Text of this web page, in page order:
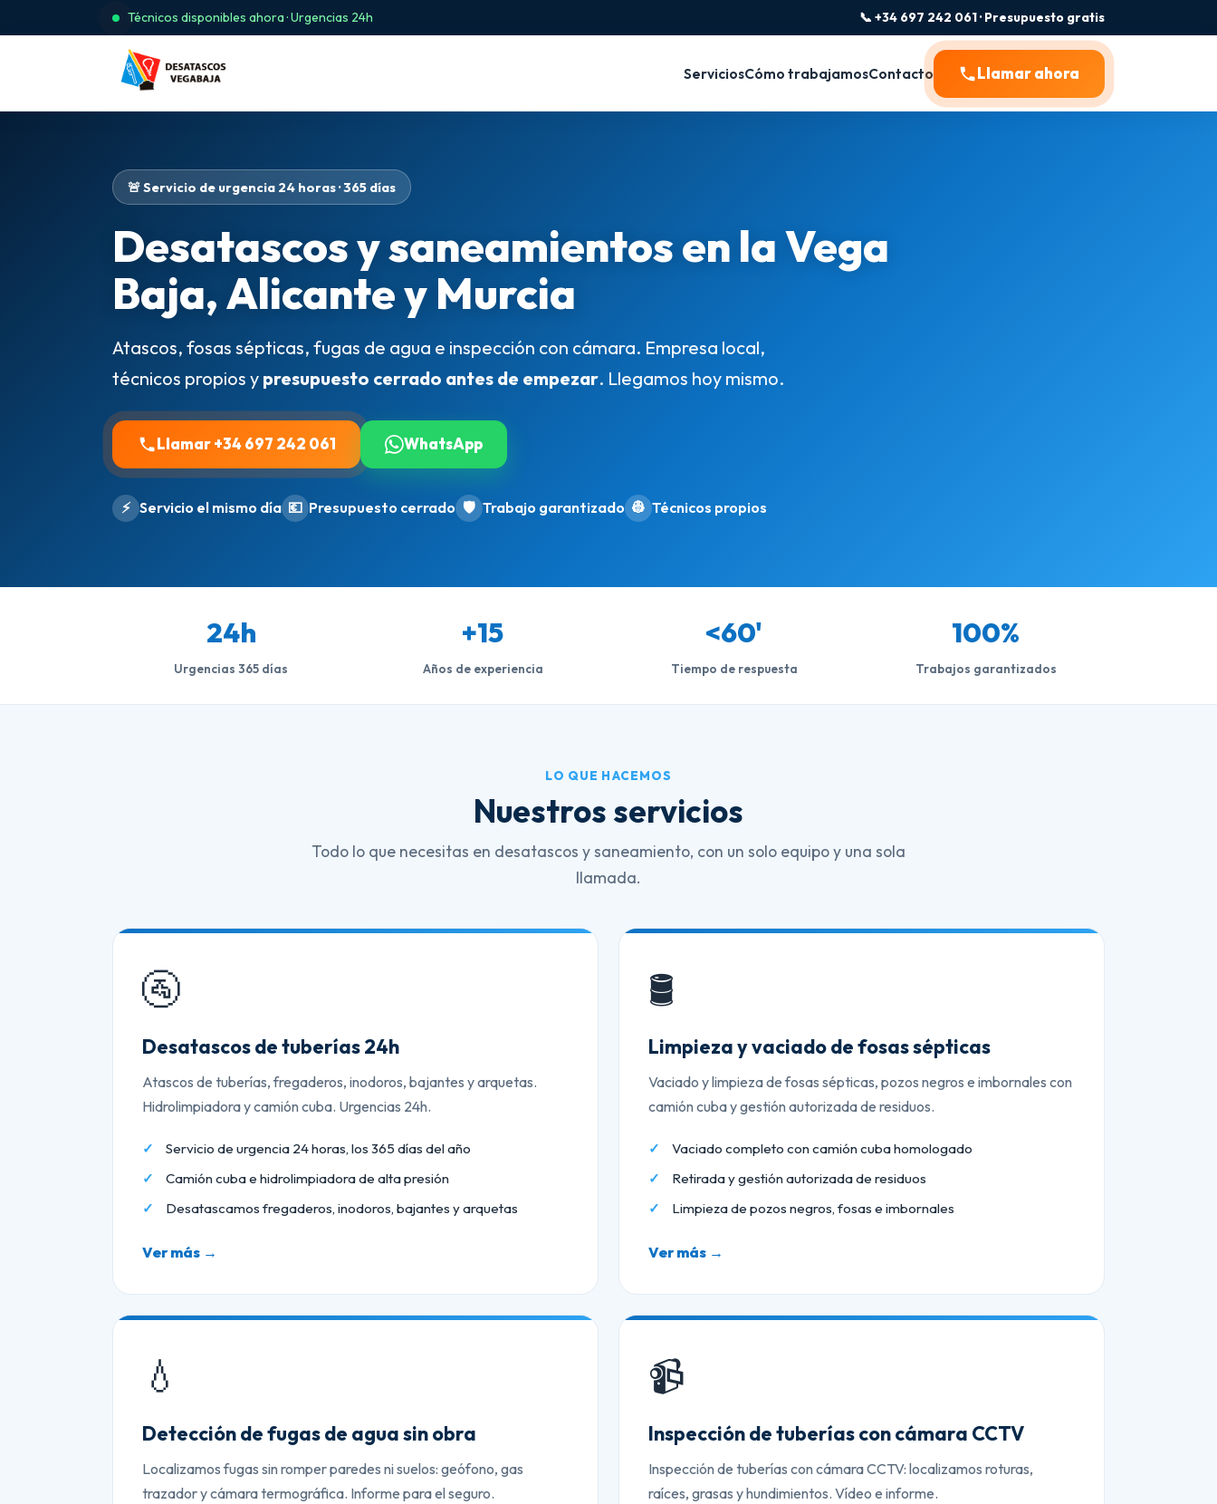
Técnicos disponibles ahora · Urgencias 24h 📞 +34 697 242 061 · Presupuesto gratis
ServiciosCómo trabajamosContacto Llamar ahora
🚨 Servicio de urgencia 24 horas · 365 días
Desatascos y saneamientos en la Vega
Baja, Alicante y Murcia
Atascos, fosas sépticas, fugas de agua e inspección con cámara. Empresa local,
técnicos propios y presupuesto cerrado antes de empezar. Llegamos hoy mismo.
Llamar +34 697 242 061 WhatsApp
⚡ Servicio el mismo día 💶 Presupuesto cerrado 🛡️ Trabajo garantizado 👷 Técnicos propios
24h
Urgencias 365 días
+15
Años de experiencia
<60'
Tiempo de respuesta
100%
Trabajos garantizados
LO QUE HACEMOS
Nuestros servicios
Todo lo que necesitas en desatascos y saneamiento, con un solo equipo y una sola
llamada.
🚰
Desatascos de tuberías 24h
Atascos de tuberías, fregaderos, inodoros, bajantes y arquetas.
Hidrolimpiadora y camión cuba. Urgencias 24h.
Servicio de urgencia 24 horas, los 365 días del año
Camión cuba e hidrolimpiadora de alta presión
Desatascamos fregaderos, inodoros, bajantes y arquetas
Ver más →
🛢️
Limpieza y vaciado de fosas sépticas
Vaciado y limpieza de fosas sépticas, pozos negros e imbornales con
camión cuba y gestión autorizada de residuos.
Vaciado completo con camión cuba homologado
Retirada y gestión autorizada de residuos
Limpieza de pozos negros, fosas e imbornales
Ver más →
💧
Detección de fugas de agua sin obra
Localizamos fugas sin romper paredes ni suelos: geófono, gas
trazador y cámara termográfica. Informe para el seguro.
📹
Inspección de tuberías con cámara CCTV
Inspección de tuberías con cámara CCTV: localizamos roturas,
raíces, grasas y hundimientos. Vídeo e informe.